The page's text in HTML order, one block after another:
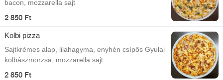
bacon, mozzarella sajt
2 850 Ft
Kolbi pizza
Sajtkrémes alap, lilahagyma, enyhén csípős Gyulai
kolbászmorzsa, mozzarella sajt
2 850 Ft